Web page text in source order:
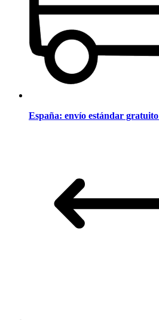
España: envío estándar gratuito